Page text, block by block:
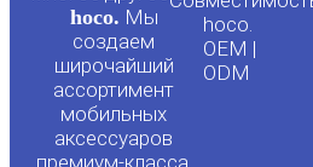
hoco. Мы
создаем
широчайший
ассортимент
мобильных
аксессуаров
премиум-класса.
hoco.
OEM |
ODM